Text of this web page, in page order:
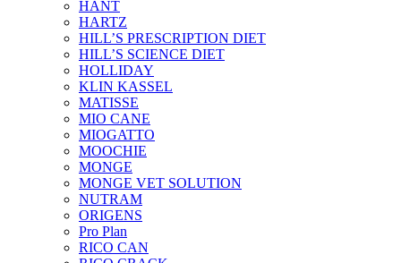
HANT
HARTZ
HILL’S PRESCRIPTION DIET
HILL’S SCIENCE DIET
HOLLIDAY
KLIN KASSEL
MATISSE
MIO CANE
MIOGATTO
MOOCHIE
MONGE
MONGE VET SOLUTION
NUTRAM
ORIGENS
Pro Plan
RICO CAN